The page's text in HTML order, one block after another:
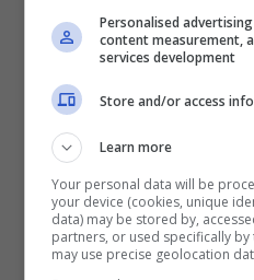
conSimonetta
primo figlio
nel 2010 con
Cappelletti, che era
da cui ha avuto
Vittoria e Sofia Elena.
membro del CDA del
Personalised
content measurement,
services development
Store and/or access
Learn more
Your personal data will be
your device (cookies, unique
data) may be stored by,
partners, or used specifically
may use precise geolocation